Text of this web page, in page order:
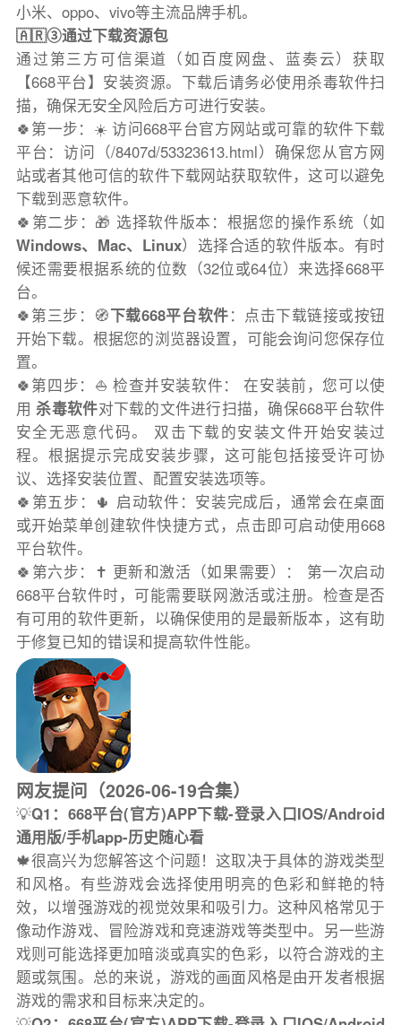
小米、oppo、vivo等主流品牌手机。
🇦🇷③通过下载资源包
通过第三方可信渠道（如百度网盘、蓝奏云）获取
【668平台】安装资源。下载后请务必使用杀毒软件扫
描，确保无安全风险后方可进行安装。
🍀第一步：☀️ 访问668平台官方网站或可靠的软件下载
平台：访问（/8407d/53323613.html）确保您从官方网
站或者其他可信的软件下载网站获取软件，这可以避免
下载到恶意软件。
🍀第二步：🎁 选择软件版本：根据您的操作系统（如
Windows、Mac、Linux）选择合适的软件版本。有时
候还需要根据系统的位数（32位或64位）来选择668平
台。
🍀第三步：🧭下载668平台软件：点击下载链接或按钮
开始下载。根据您的浏览器设置，可能会询问您保存位
置。
🍀第四步：⛵️ 检查并安装软件： 在安装前，您可以使
用杀毒软件对下载的文件进行扫描，确保668平台软件
安全无恶意代码。 双击下载的安装文件开始安装过
程。根据提示完成安装步骤，这可能包括接受许可协
议、选择安装位置、配置安装选项等。
🍀第五步：🌵 启动软件：安装完成后，通常会在桌面
或开始菜单创建软件快捷方式，点击即可启动使用668
平台软件。
🍀第六步：✝️ 更新和激活（如果需要）： 第一次启动
668平台软件时，可能需要联网激活或注册。检查是否
有可用的软件更新，以确保使用的是最新版本，这有助
于修复已知的错误和提高软件性能。
网友提问（2026-06-19合集）
💡Q1：668平台(官方)APP下载-登录入口IOS/Android
通用版/手机app-历史随心看
🍁很高兴为您解答这个问题！这取决于具体的游戏类型
和风格。有些游戏会选择使用明亮的色彩和鲜艳的特
效，以增强游戏的视觉效果和吸引力。这种风格常见于
像动作游戏、冒险游戏和竞速游戏等类型中。另一些游
戏则可能选择更加暗淡或真实的色彩，以符合游戏的主
题或氛围。总的来说，游戏的画面风格是由开发者根据
游戏的需求和目标来决定的。